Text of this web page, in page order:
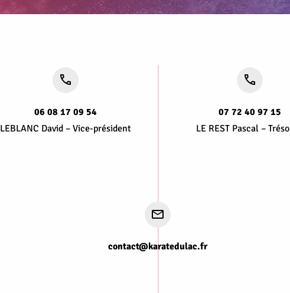
06 08 17 09 54
LEBLANC David – Vice-président
07 72 40 97 15
LE REST Pascal –
contact@karatedulac.fr